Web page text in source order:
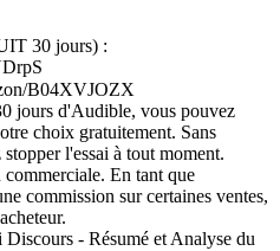
30 jours) :
B04XVJOZX
jours d'Audible, vous pouvez
choix gratuitement. Sans
l'essai à tout moment.
En tant que
commission sur certaines ventes,
- Résumé et Analyse du